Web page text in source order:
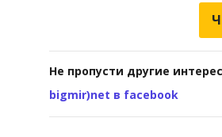
Не пропусти другие
bigmir)net в facebook